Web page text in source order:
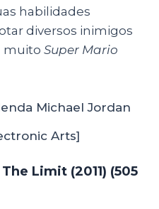
habilidades
diversos inimigos
muito Super Mario
Arts]
Limit (2011) (505